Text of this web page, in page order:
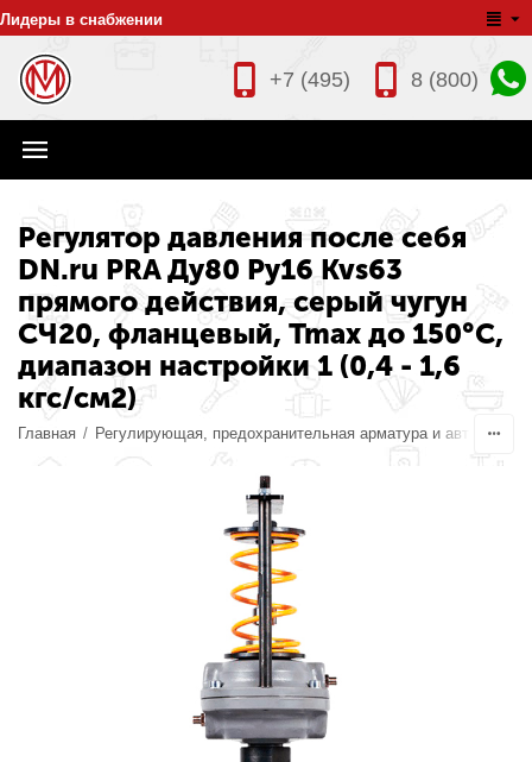
Лидеры в снабжении
8 (800)
+7 (495)
Регулятор давления после себя
DN.ru PRA Ду80 Ру16 Kvs63
прямого действия, серый чугун
СЧ20, фланцевый, Tmax до 150°С,
диапазон настройки 1 (0,4 - 1,6
кгс/см2)
Главная / Регулирующая, предохранительная арматура и автоматика